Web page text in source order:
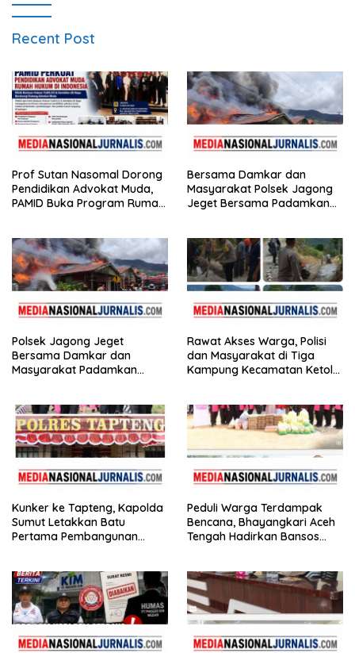
Recent Post
Prof Sutan Nasomal Dorong
Pendidikan Advokat Muda,
PAMID Buka Program Rumah
Bersama Damkar dan
Masyarakat Polsek Jagong
Jeget Bersama Padamkan
Polsek Jagong Jeget
Bersama Damkar dan
Masyarakat Padamkan
Rawat Akses Warga, Polisi
dan Masyarakat di Tiga
Kampung Kecamatan Ketol
Kunker ke Tapteng, Kapolda
Sumut Letakkan Batu
Pertama Pembangunan
Peduli Warga Terdampak
Bencana, Bhayangkari Aceh
Tengah Hadirkan Bansos